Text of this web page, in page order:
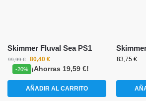
Skimmer Fluval Sea PS1
99,99€ 80,40 €
-20% ¡Ahorras 19,59 €!
AÑADIR AL CARRITO
83,75 €